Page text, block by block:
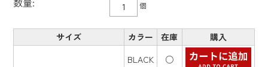
個
サイズ カラー 在庫 購入
BLACK ○